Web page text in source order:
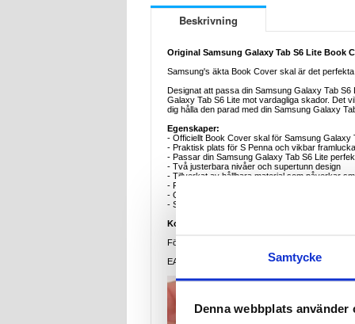
Samtycke
Denna webbplats använder
Beskrivning
Original Samsung Galaxy Tab S6 Lite Book
Samsung's äkta Book Cover skal är det
Designat att passa din Samsung Galaxy Tab
Galaxy Tab S6 Lite mot vardagliga skador. Det
dig hålla den parad med din Samsung Galaxy
Egenskaper:
- Officiellt Book Cover skal för Samsung Galaxy
- Praktisk plats för S Penna och vikbar framlucka
- Passar din Samsung Galaxy Tab S6 Lite
- Två justerbara nivåer och supertunn design
- Tillverkat av hållbara material som påverkar
- Praktiskt för att skriva och andra aktiviteter
- Gör att din Samsung Galaxy Tab S6 Lite
- S Pen ingår inte i paketet
Kompatibilitet:
Förpackning:
EAN: 8806090422959